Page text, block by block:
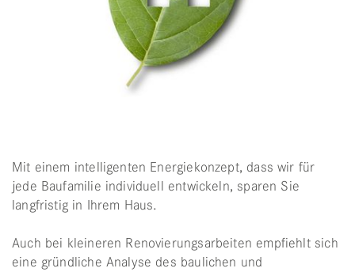
Mit einem intelligenten Energiekonzept, dass wir für
jede Baufamilie individuell entwickeln, sparen Sie
langfristig in Ihrem Haus.
Auch bei kleineren Renovierungsarbeiten empfiehlt sich
eine gründliche Analyse des baulichen und